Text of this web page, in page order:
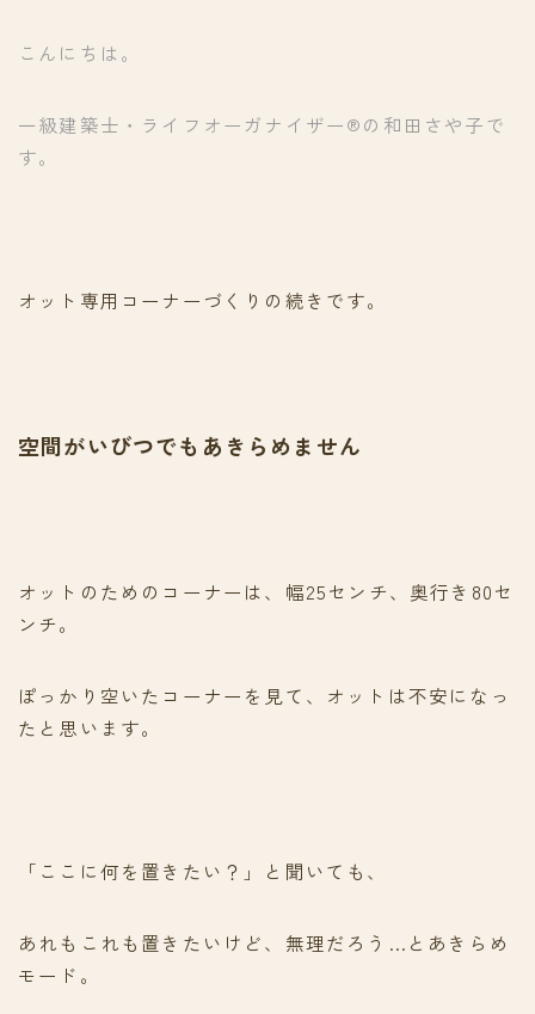
こんにちは。
一級建築士・ライフオーガナイザー®の和田さや子で
す。
オット専用コーナーづくりの続きです。
空間がいびつでもあきらめません
オットのためのコーナーは、幅25センチ、奥行き80セ
ンチ。
ぽっかり空いたコーナーを見て、オットは不安になっ
たと思います。
「ここに何を置きたい？」と聞いても、
あれもこれも置きたいけど、無理だろう…とあきらめ
モード。